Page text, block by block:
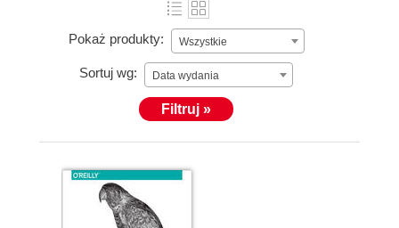
Pokaż produkty: Wszystkie
Sortuj wg: Data wydania
Filtruj »